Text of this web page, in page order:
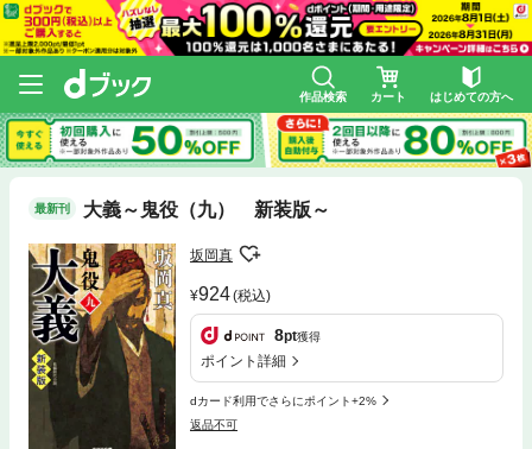
作品検索 カート はじめての方へ
最新刊 大義～鬼役（九） 新装版～
坂岡真
924(税込)
8pt獲得
ポイント詳細
dカード利用でさらにポイント+2%
返品不可